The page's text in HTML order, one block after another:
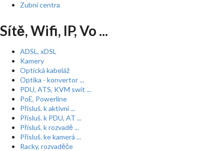
Zubní centra
Sítě, Wifi, IP, Vo ...
ADSL, xDSL
Kamery
Optická kabeláž
Optika - konvertor ...
PDU, ATS, KVM swit ...
PoE, Powerline
Přísluš. k aktivní ...
Přísluš. k PDU, AT ...
Přísluš. k rozvadě ...
Přísluš. ke kamerá ...
Racky, rozvaděče